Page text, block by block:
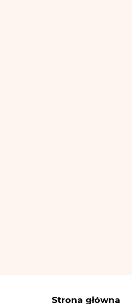
Strona główna